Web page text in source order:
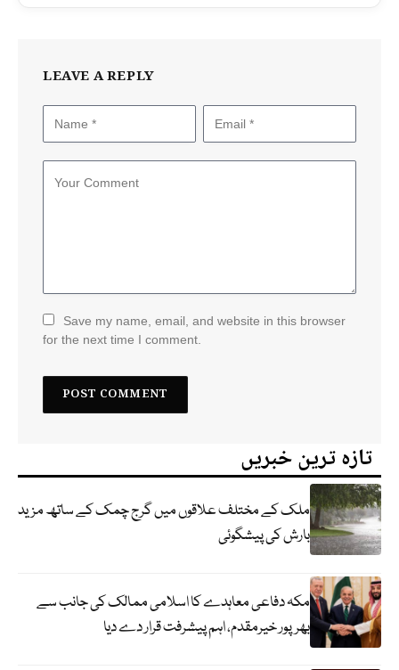
LEAVE A REPLY
Save my name, email, and website in this browser
for the next time I comment.
تازہ ترین خبریں
ملک کے مختلف علاقوں میں گرج چمک کے ساتھ مزید
بارش کی پیشگوئی
مکہ دفاعی معاہدے کا اسلامی ممالک کی جانب سے
بھرپور خیرمقدم، اہم پیشرفت قرار دے دیا